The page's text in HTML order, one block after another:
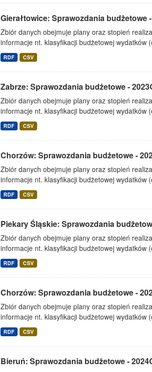
Gierałtowice: Sprawozdania budżetowe
Zbiór danych obejmuje plany oraz stopień
informacje nt. klasyfikacji budżetowej wydatków
RDF CSV
Zabrze: Sprawozdania budżetowe -
Zbiór danych obejmuje plany oraz stopień
informacje nt. klasyfikacji budżetowej wydatków
RDF CSV
Chorzów: Sprawozdania budżetowe -
Zbiór danych obejmuje plany oraz stopień
informacje nt. klasyfikacji budżetowej wydatków
RDF CSV
Piekary Śląskie: Sprawozdania
Zbiór danych obejmuje plany oraz stopień
informacje nt. klasyfikacji budżetowej wydatków
RDF CSV
Chorzów: Sprawozdania budżetowe -
Zbiór danych obejmuje plany oraz stopień
informacje nt. klasyfikacji budżetowej wydatków
RDF CSV
Bieruń: Sprawozdania budżetowe -